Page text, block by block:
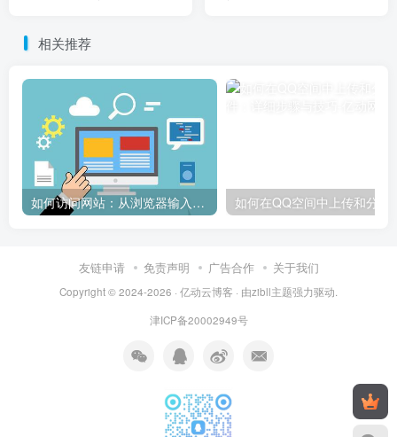
相关推荐
如何访问网站：从浏览器输入到页面加载的完整步骤详解
友链申请 免责声明 广告合作 关于我们
Copyright © 2024-2026 · 亿动云博客 · 由zibll主题强力驱动.
津ICP备20002949号